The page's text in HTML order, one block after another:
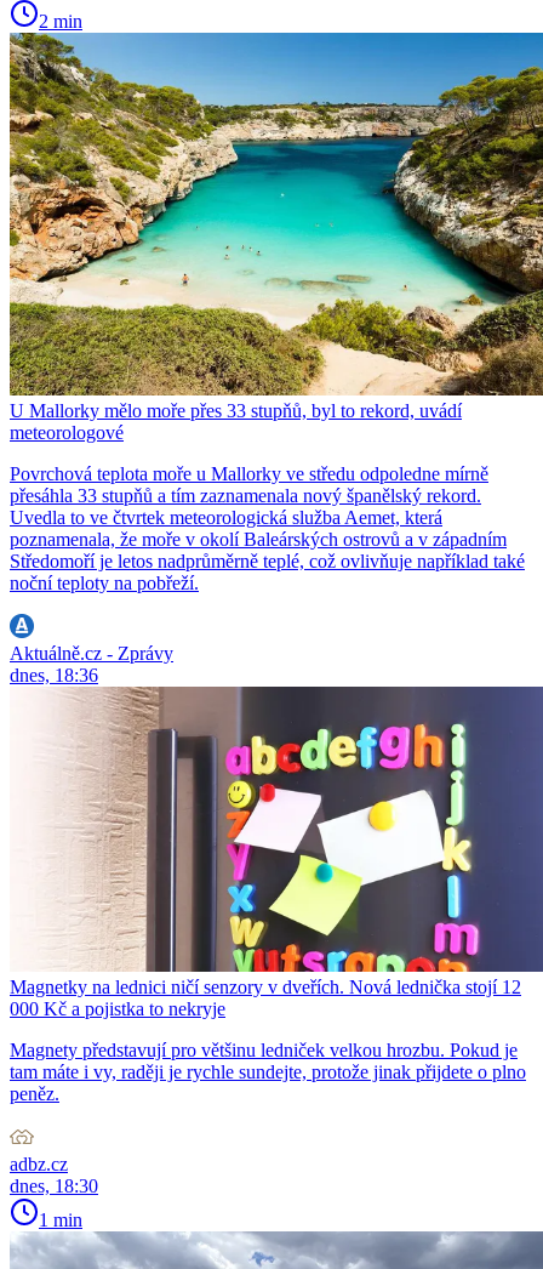
2 min
U Mallorky mělo moře přes 33 stupňů, byl to rekord, uvádí
meteorologové
Povrchová teplota moře u Mallorky ve středu odpoledne mírně
přesáhla 33 stupňů a tím zaznamenala nový španělský rekord.
Uvedla to ve čtvrtek meteorologická služba Aemet, která
poznamenala, že moře v okolí Baleárských ostrovů a v západním
Středomoří je letos nadprůměrně teplé, což ovlivňuje například také
noční teploty na pobřeží.
Aktuálně.cz - Zprávy
dnes, 18:36
Magnetky na lednici ničí senzory v dveřích. Nová lednička stojí 12
000 Kč a pojistka to nekryje
Magnety představují pro většinu ledniček velkou hrozbu. Pokud je
tam máte i vy, raději je rychle sundejte, protože jinak přijdete o plno
peněz.
adbz.cz
dnes, 18:30
1 min